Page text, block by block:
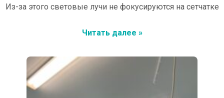
Из-за этого световые лучи не фокусируются на сетчатке
Читать далее »